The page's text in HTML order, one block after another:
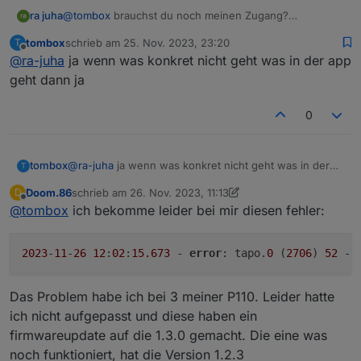
6_Build_230426_Rel.48373n_up_boot-
http://download.tplinkcloud.com/Tapo_C210v2_en_1.3.
6_Build_230426_Rel.48373n_up_boot-
signed_1685669876500.bin
http://download.tplinkcloud.com/Tapo_C210v2_en_1.3.
signed_1692705501486.bin
7_Build_230823_Rel.55314n_up_boot-
signed_1694485341129.bin
signed_1694485425412.bin
signed_1694485462220.bin
http://download.tplinkcloud.com/Tapo_C210v2_en_1.3.
7_Build_230823_Rel.55314n_up_boot-
signed_1694588891986.bin
ra juha@tombox brauchst du noch meinen Zugang?
gern über iob steuern würde:-)
Grüssle und Danke
T
Offline
tomboxschrieb am 25. Nov. 2023, 23:20
zuletzt editiert von
@ra-juha ja wenn was konkret nicht geht was in der app
geht dann ja
0
T tombox@ra-juha ja wenn was konkret nicht geht was in der
D
Offline
Doom.86schrieb am 26. Nov. 2023, 11:13
zuletzt editiert von Doom.86
@tombox ich bekomme leider bei mir diesen fehler:
2023-11-26 12: 02: 15.673 - error: tapo. 0 (2706) 52 -
Das Problem habe ich bei 3 meiner P110. Leider hatte
ich nicht aufgepasst und diese haben ein
firmwareupdate auf die 1.3.0 gemacht. Die eine was
noch funktioniert, hat die Version 1.2.3